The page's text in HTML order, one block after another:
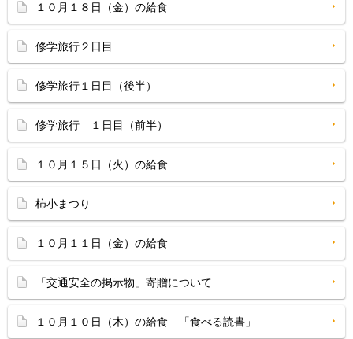
１０月１８日（金）の給食
修学旅行２日目
修学旅行１日目（後半）
修学旅行 １日目（前半）
１０月１５日（火）の給食
柿小まつり
１０月１１日（金）の給食
「交通安全の掲示物」寄贈について
１０月１０日（木）の給食 「食べる読書」